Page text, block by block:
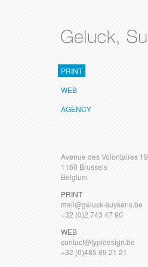
PRINT
WEB
AGENCY
Avenue des Volontaires 19
1160 Brussels
Belgium
PRINT
mail@geluck-suykens.be
+32 (0)2 743 47 90
WEB
contact@typidesign.be
+32 (0)485 89 21 21